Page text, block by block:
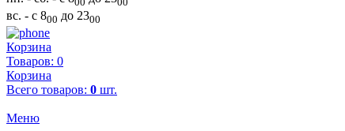
вс. - с 800 до 2300
Корзина
Товаров: 0
Корзина
Всего товаров: 0 шт.
Меню